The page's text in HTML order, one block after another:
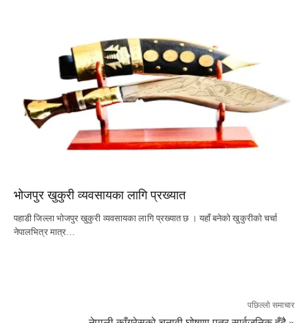
भोजपुर खुकुरी व्यवसायका लागि प्रख्यात
पहाडी जिल्ला भोजपुर खुकुरी व्यवसायका लागि प्रख्यात छ । यहाँ बनेको खुकुरीको चर्चा
नेपालभित्र मात्र…
पछिल्लो समाचार